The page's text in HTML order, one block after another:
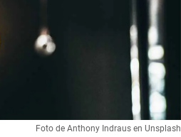
Foto de Anthony Indraus en Unsplash